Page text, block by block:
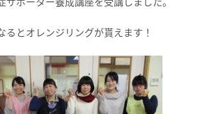
るとオレンジリングが貰えます！